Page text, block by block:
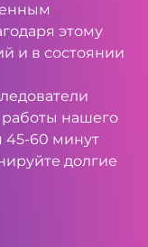
этому
и в состоянии
работы нашего
45-60 минут
долгие